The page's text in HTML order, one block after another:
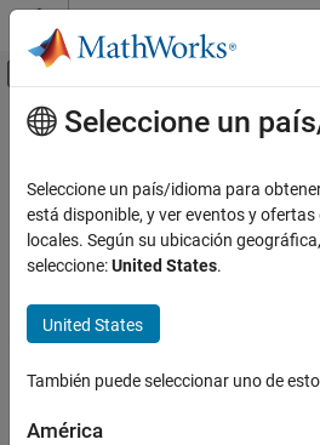
Saltar al contenido
Mostrar/ocultar menú
Recurso
Contenido principal
Seleccione un
Seleccione un país/idioma para
está disponible, y ver eventos y
locales. Según su ubicación
seleccione:United States.
United States
También puede seleccionar uno de
América